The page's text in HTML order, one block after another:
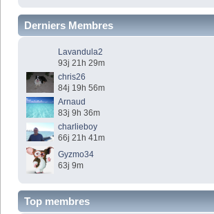
Derniers Membres
Lavandula2
93j 21h 29m
chris26
84j 19h 56m
Arnaud
83j 9h 36m
charlieboy
66j 21h 41m
Gyzmo34
63j 9m
Top membres